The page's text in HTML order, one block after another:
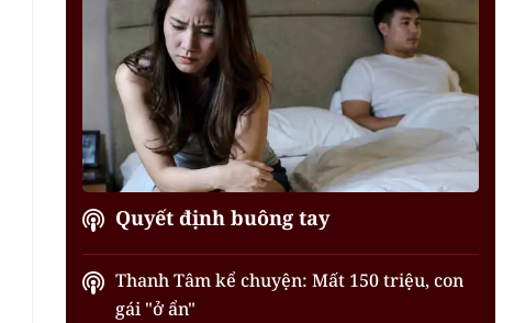
Quyết định buông tay
Thanh Tâm kể chuyện: Mất 150 triệu, con
gái "ở ẩn"